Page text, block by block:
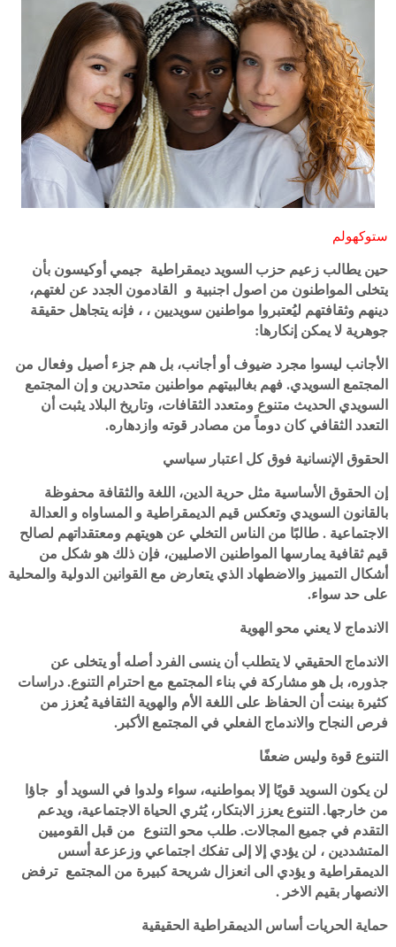
ستوكهولم
‎حين يطالب زعيم حزب السويد ديمقراطية جيمي أوكيسون بأن
يتخلى المواطنون من اصول اجنبية و القادمون الجدد عن لغتهم،
دينهم وثقافتهم ليُعتبروا مواطنين سويديين ، ، فإنه يتجاهل حقيقة
جوهرية لا يمكن إنكارها:
الأجانب ليسوا مجرد ضيوف أو أجانب، بل هم جزء أصيل وفعال من
المجتمع السويدي. فهم بغالبيتهم مواطنين متحدرين و إن المجتمع
السويدي الحديث متنوع ومتعدد الثقافات، وتاريخ البلاد يثبت أن
التعدد الثقافي كان دوماً من مصادر قوته وازدهاره.
‎إن الحقوق الأساسية مثل حرية الدين، اللغة والثقافة محفوظة
بالقانون السويدي وتعكس قيم الديمقراطية و المساواه و العدالة
الاجتماعية . طالبًا من الناس التخلي عن هويتهم ومعتقداتهم لصالح
قيم ثقافية يمارسها المواطنين الاصليين، فإن ذلك هو شكل من
أشكال التمييز والاضطهاد الذي يتعارض مع القوانين الدولية والمحلية
على حد سواء.
‎الاندماج الحقيقي لا يتطلب أن ينسى الفرد أصله أو يتخلى عن
جذوره، بل هو مشاركة في بناء المجتمع مع احترام التنوع. دراسات
كثيرة بينت أن الحفاظ على اللغة الأم والهوية الثقافية يُعزز من
فرص النجاح والاندماج الفعلي في المجتمع الأكبر.
لن يكون السويد قويًا إلا بمواطنيه، سواء ولدوا في السويد أو جاؤا
من خارجها. التنوع يعزز الابتكار، يُثري الحياة الاجتماعية، ويدعم
التقدم في جميع المجالات. طلب محو التنوع من قبل القوميين
المتشددين ، لن يؤدي إلا إلى تفكك اجتماعي وزعزعة أسس
الديمقراطية و يؤدي الى انعزال شريحة كبيرة من المجتمع ترفض
الانصهار بقيم الاخر .